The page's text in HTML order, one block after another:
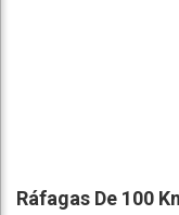
Ráfagas De 100